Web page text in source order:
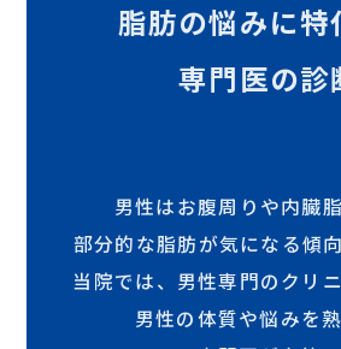
脂肪の悩みに特
専門医の診
男性はお腹周りや内臓脂
部分的な脂肪が気になる傾向
当院では、男性専門のクリニ
男性の体質や悩みを